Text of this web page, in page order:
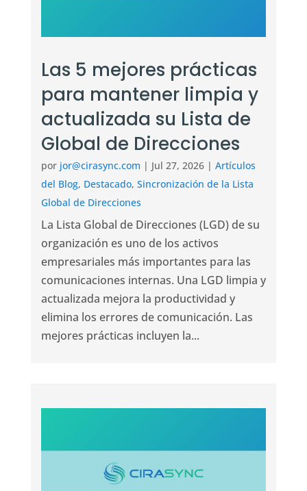
Las 5 mejores prácticas
para mantener limpia y
actualizada su Lista de
Global de Direcciones
por jor@cirasync.com | Jul 27, 2026| Artículos
del Blog, Destacado, Sincronización de la Lista
Global de Direcciones
La Lista Global de Direcciones (LGD) de su
organización es uno de los activos
empresariales más importantes para las
comunicaciones internas. Una LGD limpia y
actualizada mejora la productividad y
elimina los errores de comunicación. Las
mejores prácticas incluyen la...